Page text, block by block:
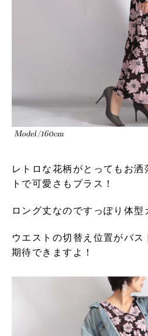
レトロな花柄がとってもお
トで可愛さもプラス！
ロング丈なのですっぽり体
ウエストの切替え位置がバス
期待できますよ！